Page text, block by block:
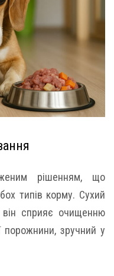
рішенням, що
типів корму. Сухий
сприяє очищенню
порожнини, зручний у